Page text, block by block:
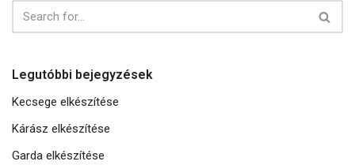
Legutóbbi bejegyzések
Kecsege elkészítése
Kárász elkészítése
Garda elkészítése